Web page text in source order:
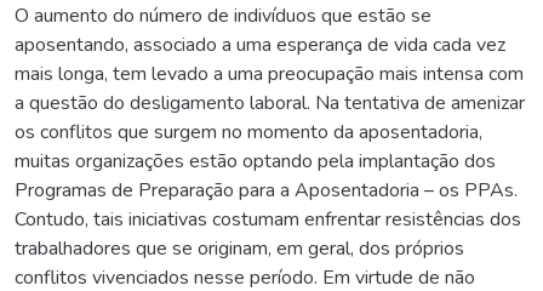
O aumento do número de indivíduos que estão se
aposentando, associado a uma esperança de vida cada vez
mais longa, tem levado a uma preocupação mais intensa com
a questão do desligamento laboral. Na tentativa de amenizar
os conflitos que surgem no momento da aposentadoria,
muitas organizações estão optando pela implantação dos
Programas de Preparação para a Aposentadoria – os PPAs.
Contudo, tais iniciativas costumam enfrentar resistências dos
trabalhadores que se originam, em geral, dos próprios
conflitos vivenciados nesse período. Em virtude de não